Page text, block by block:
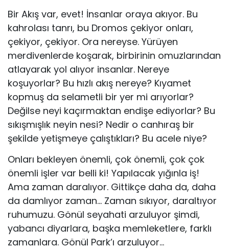
Bir Akış var, evet! İnsanlar oraya akıyor. Bu
kahrolası tanrı, bu Dromos çekiyor onları,
çekiyor, çekiyor. Ora nereyse. Yürüyen
merdivenlerde koşarak, birbirinin omuzlarından
atlayarak yol alıyor insanlar. Nereye
koşuyorlar? Bu hızlı akış nereye? Kıyamet
kopmuş da selametli bir yer mi arıyorlar?
Değilse neyi kaçırmaktan endişe ediyorlar? Bu
sıkışmışlık neyin nesi? Nedir o canhıraş bir
şekilde yetişmeye çalıştıkları? Bu acele niye?
Onları bekleyen önemli, çok önemli, çok çok
önemli işler var belli ki! Yapılacak yığınla iş!
Ama zaman daralıyor. Gittikçe daha da, daha
da damlıyor zaman… Zaman sıkıyor, daraltıyor
ruhumuzu. Gönül seyahati arzuluyor şimdi,
yabancı diyarlara, başka memleketlere, farklı
zamanlara. Gönül Park’ı arzuluyor…